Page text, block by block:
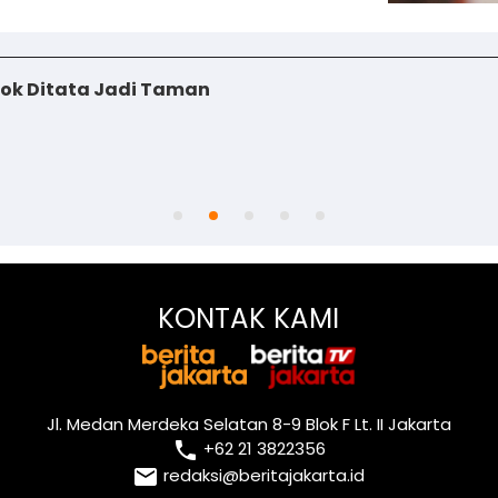
Ditata Jadi Taman
KONTAK KAMI
Jl. Medan Merdeka Selatan 8-9 Blok F Lt. II Jakarta
local_phone +62 21 3822356
email redaksi@beritajakarta.id